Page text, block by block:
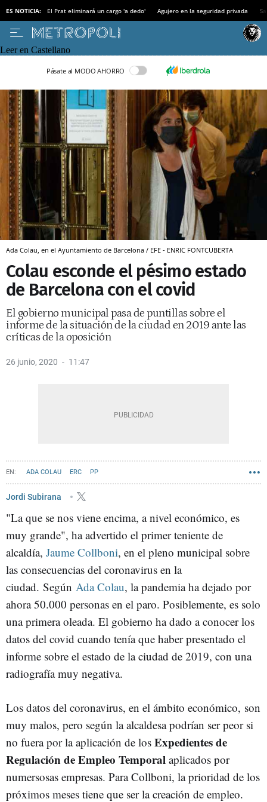
ES NOTICIA: El Prat eliminará un cargo 'a dedo' Agujero en la seguridad privada
Leer en Castellano
Pásate al MODO AHORRO
Ada Colau, en el Ayuntamiento de Barcelona / EFE - ENRIC FONTCUBERTA
Colau esconde el pésimo estado
de Barcelona con el covid
El gobierno municipal pasa de puntillas sobre el
informe de la situación de la ciudad en 2019 ante las
críticas de la oposición
26 junio, 2020 11:47
ADA COLAU ERC PP
PSC - PARTIT DELS SOCIALISTES DE CATALUNYA
JXCAT
Jordi Subirana
"La que se nos viene encima, a nivel económico, es
muy grande", ha advertido el primer teniente de
alcaldía, Jaume Collboni, en el pleno municipal sobre
las consecuencias del coronavirus en la
ciudad. Según Ada Colau, la pandemia ha dejado por
ahora 50.000 personas en el paro. Posiblemente, es solo
una primera oleada. El gobierno ha dado a conocer los
datos del covid cuando tenía que haber presentado el
informe sobre el estado de la ciudad de 2019, con una
radiografía muy negativa.
Los datos del coronavirus, en el ámbito económico, son
muy malos, pero según la alcaldesa podrían ser peor si
no fuera por la aplicación de los Expedientes de
Regulación de Empleo Temporal aplicados por
numersosas empresas. Para Collboni, la prioridad de los
próximos meses tiene que ser la creación de empleo.